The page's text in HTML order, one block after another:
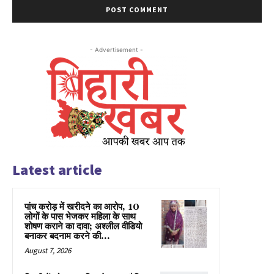
- Advertisement -
Latest article
पांच करोड़ में खरीदने का आरोप, 10
लोगों के पास भेजकर महिला के साथ
शोषण कराने का दावा; अश्लील वीडियो
बनाकर बदनाम करने की...
August 7, 2026